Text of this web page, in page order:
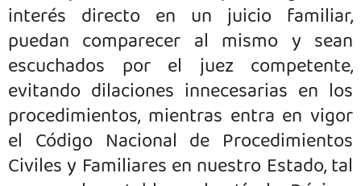
interés directo en un juicio familiar,
puedan comparecer al mismo y sean
escuchados por el juez competente,
evitando dilaciones innecesarias en los
procedimientos, mientras entra en vigor
el Código Nacional de Procedimientos
Civiles y Familiares en nuestro Estado, tal